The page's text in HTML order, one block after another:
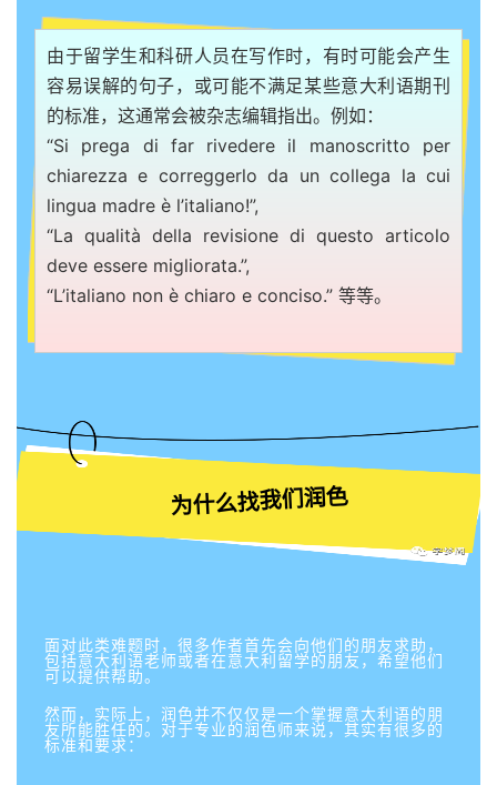
由于留学生和科研人员在写作时，有时可能会产生
容易误解的句子，或可能不满足某些意大利语期刊
的标准，这通常会被杂志编辑指出。例如：
“Si prega di far rivedere il manoscritto per
chiarezza e correggerlo da un collega la cui
lingua madre è l’italiano!”,
“La qualità della revisione di questo articolo
deve essere migliorata.”,
“L’italiano non è chiaro e conciso.” 等等。
为什么找我们润色
面对此类难题时，很多作者首先会向他们的朋友求助，
包括意大利语老师或者在意大利留学的朋友，希望他们
可以提供帮助。
然而，实际上，润色并不仅仅是一个掌握意大利语的朋
友所能胜任的。对于专业的润色师来说，其实有很多的
标准和要求：